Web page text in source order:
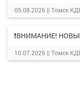
05.08.2026 || Томск
❗ВНИМАНИЕ!
10.07.2026 || Томск